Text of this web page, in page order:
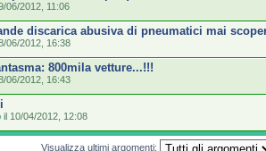
06/2012, 11:06
discarica abusiva di pneumatici mai
06/2012, 16:38
800mila vetture...!!!
06/2012, 16:43
il 10/04/2012, 12:08
Visualizza ultimi argomenti: